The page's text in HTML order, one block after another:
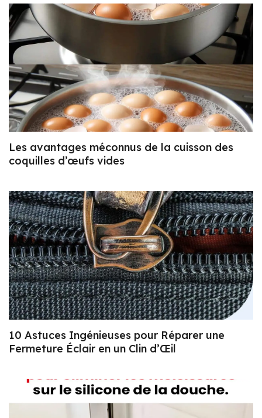
Les avantages méconnus de la cuisson des
coquilles d’œufs vides
10 Astuces Ingénieuses pour Réparer une
Fermeture Éclair en un Clin d’Œil